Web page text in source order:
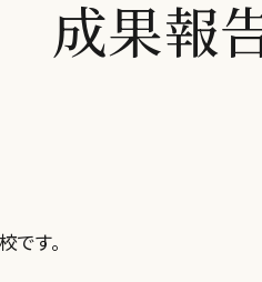
成果報
す。